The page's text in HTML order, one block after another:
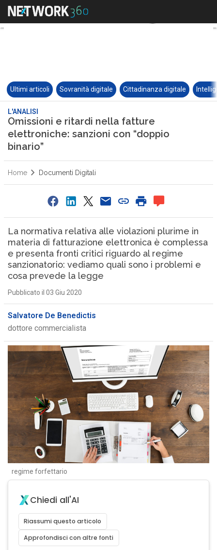
Ultimi articoli Sovranità digitale Cittadinanza digitale
L'ANALISI
Omissioni e ritardi nella fatture
elettroniche: sanzioni con “doppio
binario”
Home Documenti Digitali
La normativa relativa alle violazioni plurime in
materia di fatturazione elettronica è complessa
e presenta fronti critici riguardo al regime
sanzionatorio: vediamo quali sono i problemi e
cosa prevede la legge
Pubblicato il 03 Giu 2020
Salvatore De Benedictis
dottore commercialista
regime forfettario
Chiedi all'AI
Riassumi questo articolo
Approfondisci con altre fonti